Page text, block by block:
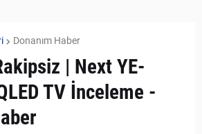
Donanım Haber
| Next YE-
TV İnceleme -